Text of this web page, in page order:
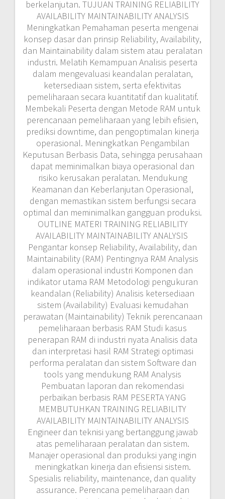
berkelanjutan. TUJUAN TRAINING RELIABILITY
AVAILABILITY MAINTAINABILITY ANALYSIS
Meningkatkan Pemahaman peserta mengenai
konsep dasar dan prinsip Reliability, Availability,
dan Maintainability dalam sistem atau peralatan
industri. Melatih Kemampuan Analisis peserta
dalam mengevaluasi keandalan peralatan,
ketersediaan sistem, serta efektivitas
pemeliharaan secara kuantitatif dan kualitatif.
Membekali Peserta dengan Metode RAM untuk
perencanaan pemeliharaan yang lebih efisien,
prediksi downtime, dan pengoptimalan kinerja
operasional. Meningkatkan Pengambilan
Keputusan Berbasis Data, sehingga perusahaan
dapat meminimalkan biaya operasional dan
risiko kerusakan peralatan. Mendukung
Keamanan dan Keberlanjutan Operasional,
dengan memastikan sistem berfungsi secara
optimal dan meminimalkan gangguan produksi.
OUTLINE MATERI TRAINING RELIABILITY
AVAILABILITY MAINTAINABILITY ANALYSIS
Pengantar konsep Reliability, Availability, dan
Maintainability (RAM) Pentingnya RAM Analysis
dalam operasional industri Komponen dan
indikator utama RAM Metodologi pengukuran
keandalan (Reliability) Analisis ketersediaan
sistem (Availability) Evaluasi kemudahan
perawatan (Maintainability) Teknik perencanaan
pemeliharaan berbasis RAM Studi kasus
penerapan RAM di industri nyata Analisis data
dan interpretasi hasil RAM Strategi optimasi
performa peralatan dan sistem Software dan
tools yang mendukung RAM Analysis
Pembuatan laporan dan rekomendasi
perbaikan berbasis RAM PESERTA YANG
MEMBUTUHKAN TRAINING RELIABILITY
AVAILABILITY MAINTAINABILITY ANALYSIS
Engineer dan teknisi yang bertanggung jawab
atas pemeliharaan peralatan dan sistem.
Manajer operasional dan produksi yang ingin
meningkatkan kinerja dan efisiensi sistem.
Spesialis reliability, maintenance, dan quality
assurance. Perencana pemeliharaan dan